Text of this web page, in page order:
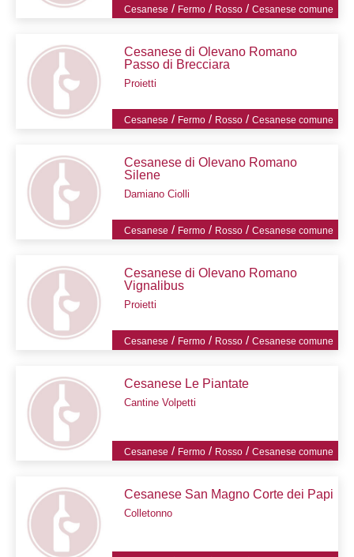
Cesanese / Fermo / Rosso /Cesanese comune
Cesanese di Olevano Romano
Passo di Brecciara
Proietti
Cesanese / Fermo / Rosso /Cesanese comune
Cesanese di Olevano Romano
Silene
Damiano Ciolli
Cesanese / Fermo / Rosso /Cesanese comune
Cesanese di Olevano Romano
Vignalibus
Proietti
Cesanese / Fermo / Rosso /Cesanese comune
Cesanese Le Piantate
Cantine Volpetti
Cesanese / Fermo / Rosso /Cesanese comune
Cesanese San Magno Corte dei Papi
Colletonno